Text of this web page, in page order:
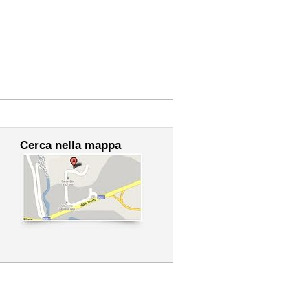
Cerca nella mappa